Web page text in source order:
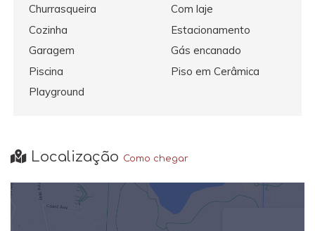
Churrasqueira
Com laje
Cozinha
Estacionamento
Garagem
Gás encanado
Piscina
Piso em Cerâmica
Playground
Localização Como chegar